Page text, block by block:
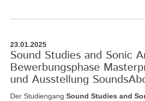
23.01.2025
Sound Studies and Sonic
Bewerbungsphase
und Ausstellung
Der Studiengang Sound Studies and